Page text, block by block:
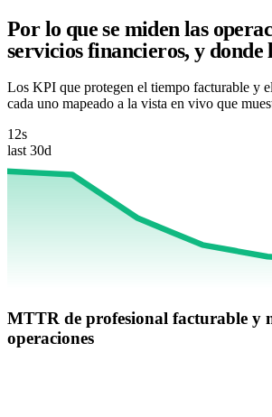
Por lo que se miden las
servicios financieros, y donde
Los KPI que protegen el tiempo facturable y
cada uno mapeado a la vista en vivo que
12s
last 30d
MTTR de profesional facturable y
operaciones